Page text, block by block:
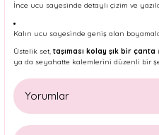
İnce ucu sayesinde detaylı çizim ve
Kalın ucu sayesinde geniş alan
Üstelik set, taşıması kolay şık bir çanta
ya da seyahatte kalemlerini düzenli bir
Yorumlar